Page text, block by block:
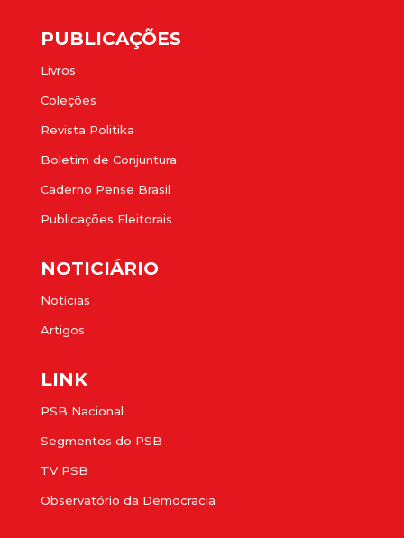
PUBLICAÇÕES
Livros
Coleções
Revista Politika
Boletim de Conjuntura
Caderno Pense Brasil
Publicações Eleitorais
NOTICIÁRIO
Notícias
Artigos
LINK
PSB Nacional
Segmentos do PSB
TV PSB
Observatório da Democracia